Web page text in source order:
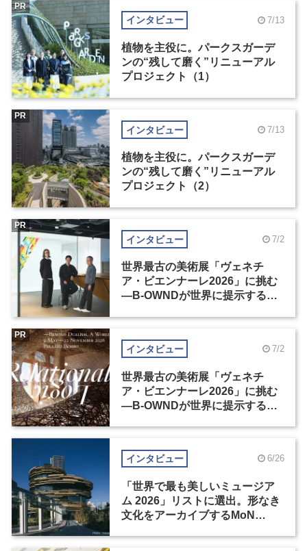
インタビュー 7/13
植物を主役に。パークスガーデ
ンの“残して磨く”リニューアル
プロジェクト（1）
PR
インタビュー 7/13
植物を主役に。パークスガーデ
ンの“残して磨く”リニューアル
プロジェクト（2）
PR
インタビュー 7/2
世界最古の美術展「ヴェネチ
ア・ビエンナーレ2026」に挑む
―B-OWNDが世界に提示する美
PR
インタビュー 7/2
世界最古の美術展「ヴェネチ
ア・ビエンナーレ2026」に挑む
―B-OWNDが世界に提示する美
PR
インタビュー 6/26
「世界で最も美しいミュージア
ム 2026」リストに選出。形なき
文化をアーカイブするMoN